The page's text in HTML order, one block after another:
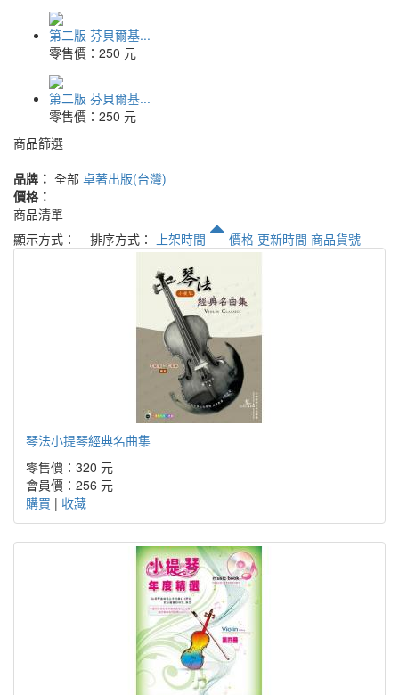
第二版 芬貝爾基...
零售價： 250 元
第二版 芬貝爾基...
零售價： 250 元
商品篩選
品牌： 全部 卓著出版(台灣)
價格：
商品清單
顯示方式：
排序方式： 上架時間 價格 更新時間 商品貨號
琴法小提琴經典名曲集
零售價：320 元
會員價：256 元
購買 | 收藏